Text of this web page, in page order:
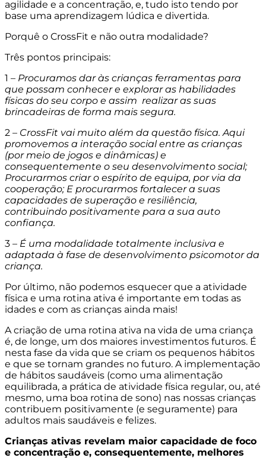
agilidade e a concentração, e, tudo isto tendo por
base uma aprendizagem lúdica e divertida.
Porquê o CrossFit e não outra modalidade?
Três pontos principais:
1 – Procuramos dar às crianças ferramentas para
que possam conhecer e explorar as habilidades
físicas do seu corpo e assim realizar as suas
brincadeiras de forma mais segura.
2 – CrossFit vai muito além da questão física. Aqui
promovemos a interação social entre as crianças
(por meio de jogos e dinâmicas) e
consequentemente o seu desenvolvimento social;
Procurarmos criar o espírito de equipa, por via da
cooperação; E procurarmos fortalecer a suas
capacidades de superação e resiliência,
contribuindo positivamente para a sua auto
confiança.
3 – É uma modalidade totalmente inclusiva e
adaptada à fase de desenvolvimento psicomotor da
criança.
Por último, não podemos esquecer que a atividade
física e uma rotina ativa é importante em todas as
idades e com as crianças ainda mais!
A criação de uma rotina ativa na vida de uma criança
é, de longe, um dos maiores investimentos futuros. É
nesta fase da vida que se criam os pequenos hábitos
e que se tornam grandes no futuro. A implementação
de hábitos saudáveis (como uma alimentação
equilibrada, a prática de atividade física regular, ou, até
mesmo, uma boa rotina de sono) nas nossas crianças
contribuem positivamente (e seguramente) para
adultos mais saudáveis e felizes.
Crianças ativas revelam maior capacidade de foco
e concentração e, consequentemente, melhores